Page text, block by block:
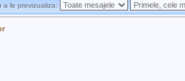
le previzualiza: